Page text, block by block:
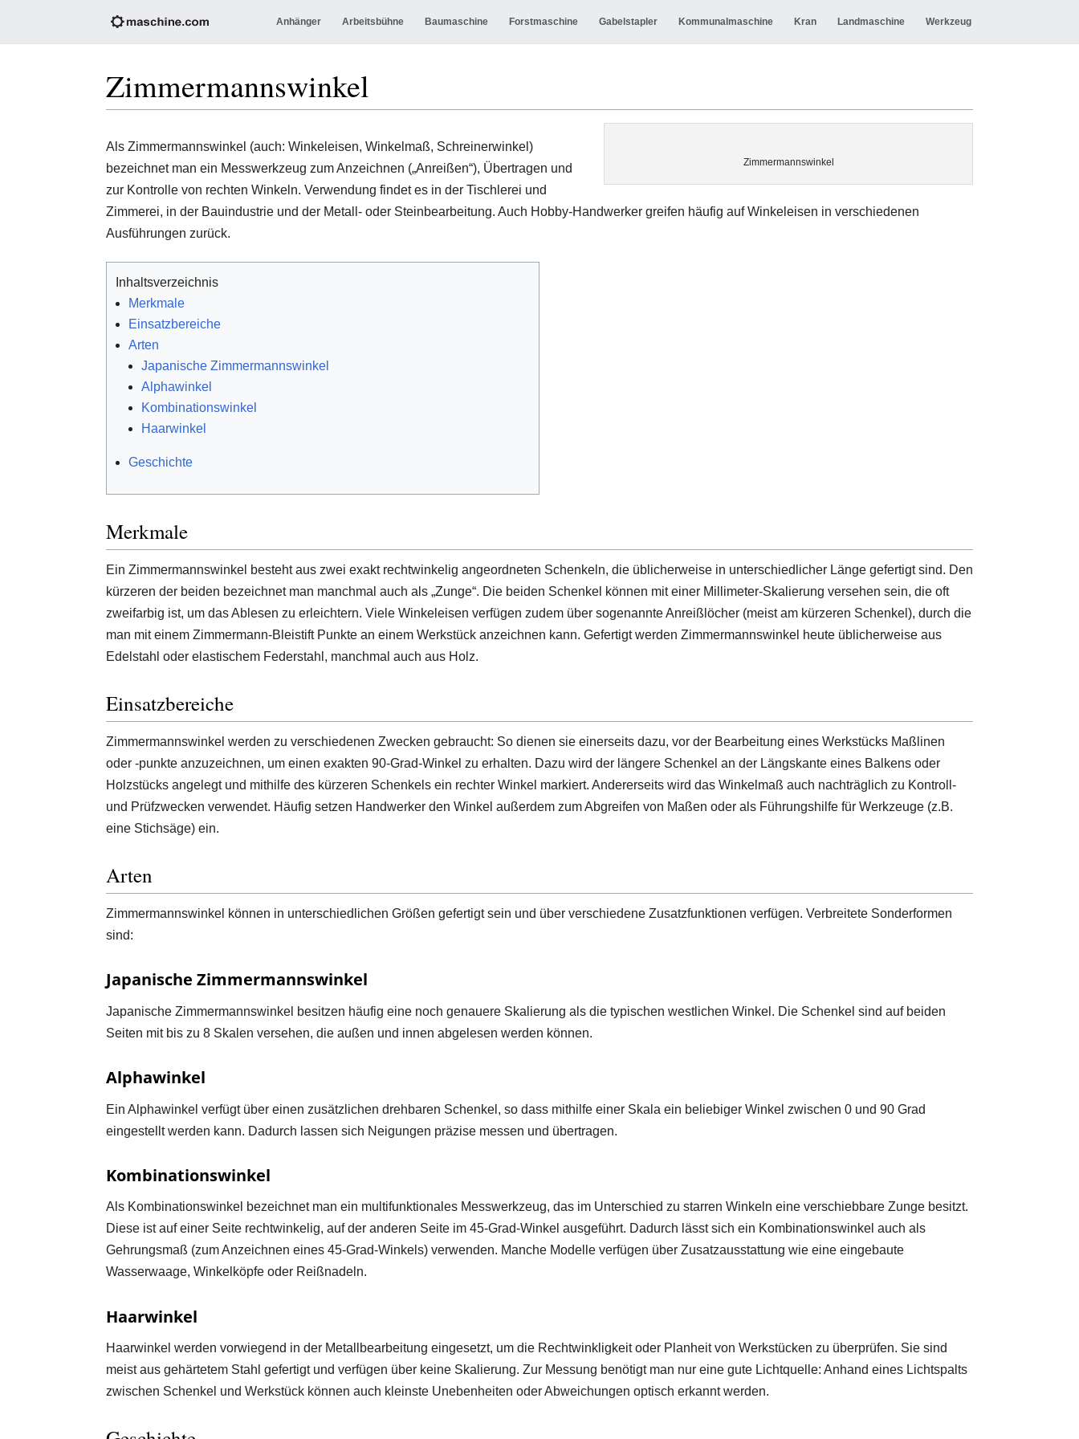
Anhänger Arbeitsbühne Baumaschine Forstmaschine Gabelstapler Kommunalmaschine Kran Landmaschine Werkzeug
Zimmermannswinkel
Zimmermannswinkel
Als Zimmermannswinkel (auch: Winkeleisen, Winkelmaß, Schreinerwinkel)
bezeichnet man ein Messwerkzeug zum Anzeichnen („Anreißen“), Übertragen und
zur Kontrolle von rechten Winkeln. Verwendung findet es in der Tischlerei und
Zimmerei, in der Bauindustrie und der Metall- oder Steinbearbeitung. Auch Hobby-Handwerker greifen häufig auf Winkeleisen in verschiedenen
Ausführungen zurück.
Inhaltsverzeichnis
Merkmale
Einsatzbereiche
Arten
Japanische Zimmermannswinkel
Alphawinkel
Kombinationswinkel
Haarwinkel
Geschichte
Merkmale
Ein Zimmermannswinkel besteht aus zwei exakt rechtwinkelig angeordneten Schenkeln, die üblicherweise in unterschiedlicher Länge gefertigt sind. Den
kürzeren der beiden bezeichnet man manchmal auch als „Zunge“. Die beiden Schenkel können mit einer Millimeter-Skalierung versehen sein, die oft
zweifarbig ist, um das Ablesen zu erleichtern. Viele Winkeleisen verfügen zudem über sogenannte Anreißlöcher (meist am kürzeren Schenkel), durch die
man mit einem Zimmermann-Bleistift Punkte an einem Werkstück anzeichnen kann. Gefertigt werden Zimmermannswinkel heute üblicherweise aus
Edelstahl oder elastischem Federstahl, manchmal auch aus Holz.
Einsatzbereiche
Zimmermannswinkel werden zu verschiedenen Zwecken gebraucht: So dienen sie einerseits dazu, vor der Bearbeitung eines Werkstücks Maßlinen
oder -punkte anzuzeichnen, um einen exakten 90-Grad-Winkel zu erhalten. Dazu wird der längere Schenkel an der Längskante eines Balkens oder
Holzstücks angelegt und mithilfe des kürzeren Schenkels ein rechter Winkel markiert. Andererseits wird das Winkelmaß auch nachträglich zu Kontroll-
und Prüfzwecken verwendet. Häufig setzen Handwerker den Winkel außerdem zum Abgreifen von Maßen oder als Führungshilfe für Werkzeuge (z.B.
eine Stichsäge) ein.
Arten
Zimmermannswinkel können in unterschiedlichen Größen gefertigt sein und über verschiedene Zusatzfunktionen verfügen. Verbreitete Sonderformen
sind:
Japanische Zimmermannswinkel
Japanische Zimmermannswinkel besitzen häufig eine noch genauere Skalierung als die typischen westlichen Winkel. Die Schenkel sind auf beiden
Seiten mit bis zu 8 Skalen versehen, die außen und innen abgelesen werden können.
Alphawinkel
Ein Alphawinkel verfügt über einen zusätzlichen drehbaren Schenkel, so dass mithilfe einer Skala ein beliebiger Winkel zwischen 0 und 90 Grad
eingestellt werden kann. Dadurch lassen sich Neigungen präzise messen und übertragen.
Kombinationswinkel
Als Kombinationswinkel bezeichnet man ein multifunktionales Messwerkzeug, das im Unterschied zu starren Winkeln eine verschiebbare Zunge besitzt.
Diese ist auf einer Seite rechtwinkelig, auf der anderen Seite im 45-Grad-Winkel ausgeführt. Dadurch lässt sich ein Kombinationswinkel auch als
Gehrungsmaß (zum Anzeichnen eines 45-Grad-Winkels) verwenden. Manche Modelle verfügen über Zusatzausstattung wie eine eingebaute
Wasserwaage, Winkelköpfe oder Reißnadeln.
Haarwinkel
Haarwinkel werden vorwiegend in der Metallbearbeitung eingesetzt, um die Rechtwinkligkeit oder Planheit von Werkstücken zu überprüfen. Sie sind
meist aus gehärtetem Stahl gefertigt und verfügen über keine Skalierung. Zur Messung benötigt man nur eine gute Lichtquelle: Anhand eines Lichtspalts
zwischen Schenkel und Werkstück können auch kleinste Unebenheiten oder Abweichungen optisch erkannt werden.